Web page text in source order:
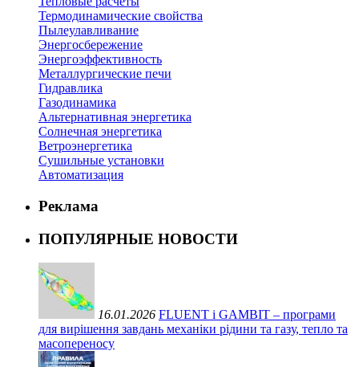
Термодинамические свойства
Пылеулавливание
Энергосбережение
Энергоэффективность
Металлургические печи
Гидравлика
Газодинамика
Альтернативная энергетика
Солнечная энергетика
Ветроэнергетика
Сушильные установки
Автоматизация
Реклама
ПОПУЛЯРНЫЕ НОВОСТИ
16.01.2026 FLUENT і GAMBIT – програми
для вирішення завдань механіки рідини та газу, тепло та
масопереносу